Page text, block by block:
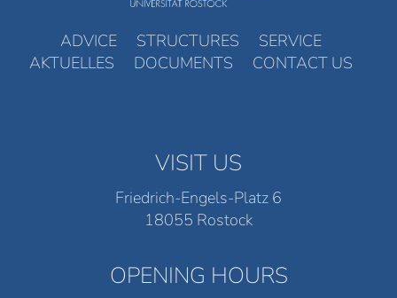
ADVICE STRUCTURES
SERVICE
AKTUELLES
DOCUMENTS CONTACT US
VISIT US
Friedrich-Engels-Platz 6
18055 Rostock
OPENING HOURS